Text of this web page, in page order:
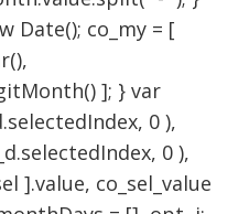
Date(); co_my = [
]; } var
0 ),
0 ),
].value, co_sel_value